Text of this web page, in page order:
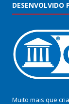
DESENVOLVIDO
Muito mais que